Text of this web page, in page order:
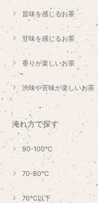
旨味を感じるお茶
甘味を感じるお茶
香りが楽しいお茶
渋味や苦味が楽しいお茶
淹れ方で探す
90-100℃
70-80℃
70℃以下